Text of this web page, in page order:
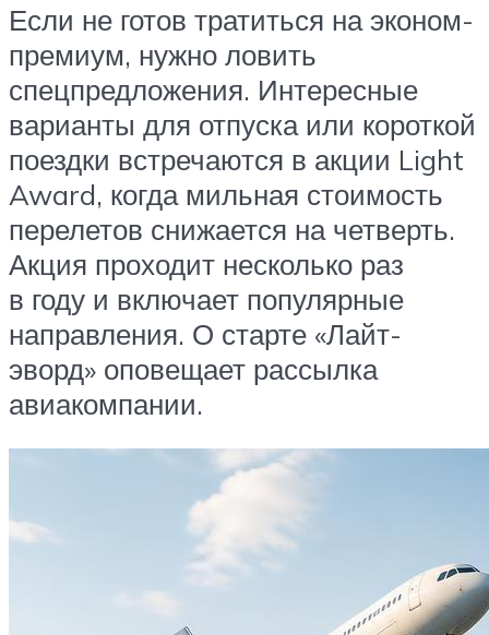
Если не готов тратиться на эконом-
премиум, нужно ловить
спецпредложения. Интересные
варианты для отпуска или короткой
поездки встречаются в акции Light
Award, когда мильная стоимость
перелетов снижается на четверть.
Акция проходит несколько раз
в году и включает популярные
направления. О старте «Лайт-
эворд» оповещает рассылка
авиакомпании.